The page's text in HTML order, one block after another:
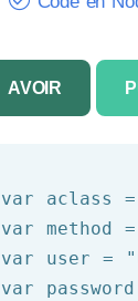
AVOIR
var aclass =
var method =
var user =
var